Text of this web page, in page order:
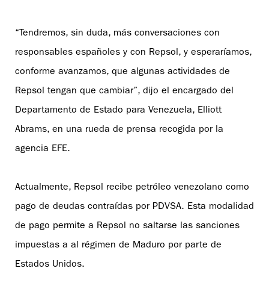
“Tendremos, sin duda, más conversaciones con
responsables españoles y con Repsol, y esperaríamos,
conforme avanzamos, que algunas actividades de
Repsol tengan que cambiar”, dijo el encargado del
Departamento de Estado para Venezuela, Elliott
Abrams, en una rueda de prensa recogida por la
agencia EFE.
Actualmente, Repsol recibe petróleo venezolano como
pago de deudas contraídas por PDVSA. Esta modalidad
de pago permite a Repsol no saltarse las sanciones
impuestas a al régimen de Maduro por parte de
Estados Unidos.